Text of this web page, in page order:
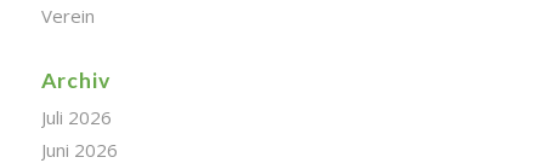
Verein
Archiv
Juli 2026
Juni 2026